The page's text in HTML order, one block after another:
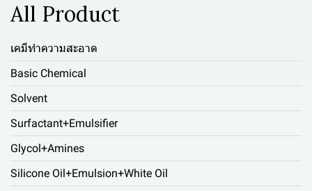
All Product
เคมีทำความสะอาด
Basic Chemical
Solvent
Surfactant+Emulsifier
Glycol+Amines
Silicone Oil+Emulsion+White Oil